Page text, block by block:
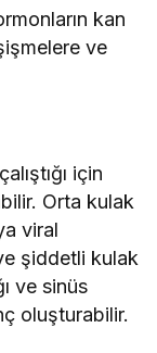
kan
ve
için
Orta kulak
viral
şiddetli kulak
ve sinüs
oluşturabilir.